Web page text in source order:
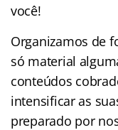
você!
Organizamos de
só material
conteúdos
intensificar as
preparado por